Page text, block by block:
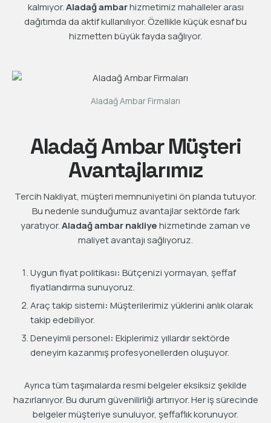
kalmıyor.Aladağ ambarhizmetimiz mahalleler arası
dağıtımda da aktif kullanılıyor. Özellikle küçük esnaf bu
hizmetten büyük fayda sağlıyor.
Aladağ Ambar Firmaları
Aladağ Ambar Müşteri
Avantajlarımız
Tercih Nakliyat, müşteri memnuniyetini ön planda tutuyor.
Bu nedenle sunduğumuz avantajlar sektörde fark
yaratıyor.Aladağ ambar nakliyehizmetinde zaman ve
maliyet avantajı sağlıyoruz.
Uygun fiyat politikası: Bütçenizi yormayan, şeffaf
fiyatlandırma sunuyoruz.
Araç takip sistemi: Müşterilerimiz yüklerini anlık olarak
takip edebiliyor.
Deneyimli personel: Ekiplerimiz yıllardır sektörde
deneyim kazanmış profesyonellerden oluşuyor.
Ayrıca tüm taşımalarda resmi belgeler eksiksiz şekilde
hazırlanıyor. Bu durum güvenilirliği artırıyor. Her iş sürecinde
belgeler müşteriye sunuluyor, şeffaflık korunuyor.